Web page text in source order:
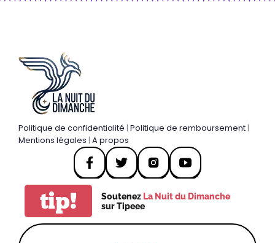
Politique de confidentialité | Politique de remboursement|
Mentions légales | A propos
tip! Soutenez La Nuit du Dimanche
sur Tipeee